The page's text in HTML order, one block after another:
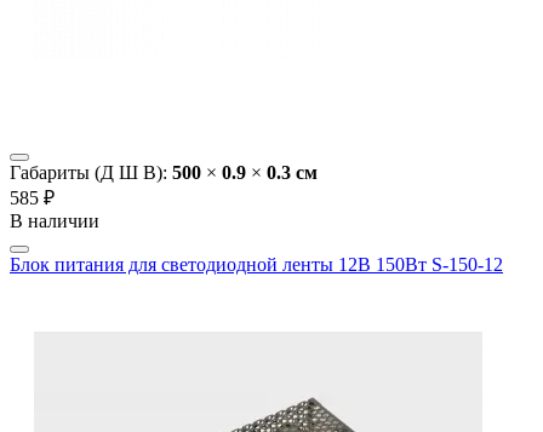
Габариты (Д Ш В): 500 × 0.9 × 0.3 cм
585 ₽
В наличии
Блок питания для светодиодной ленты 12В 150Вт S-150-12